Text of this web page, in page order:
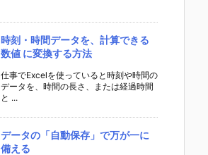
時刻・時間データを、計算できる
数値 に変換する方法
仕事でExcelを使っていると時刻や時間の
データを、時間の長さ、または経過時間
と ...
データの「自動保存」で万が一に
備える